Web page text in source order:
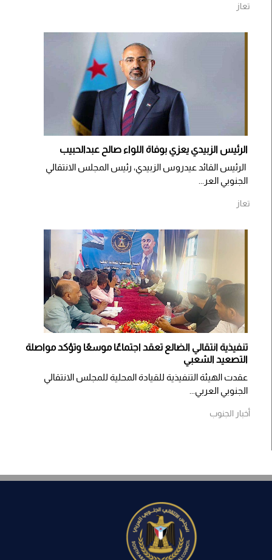
تعاز
الرئيس الزبيدي يعزي بوفاة اللواء صالح عبدالحبيب
الرئيس القائد عيدروس الزبيدي، رئيس المجلس الانتقالي
الجنوبي العر...
تعاز
تنفيذية انتقالي الضالع تعقد اجتماعًا موسعًا وتؤكد مواصلة
التصعيد الشعبي
عقدت الهيئة التنفيذية للقيادة المحلية للمجلس الانتقالي
الجنوبي العربي...
أخبار الجنوب